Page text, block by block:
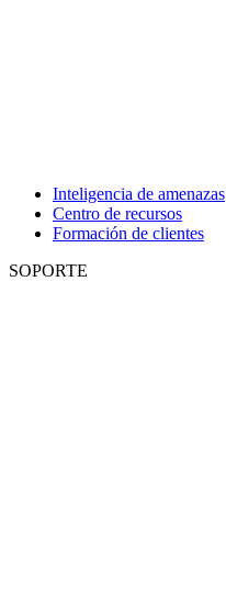
Inteligencia de amenazas
Centro de recursos
Formación de clientes
SOPORTE